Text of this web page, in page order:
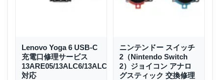
Lenovo Yoga 6 USB-C
充電口修理サービス
13ARE05/13ALC6/13ALC7/13ABR8
対応
ニンテンドー スイッチ
2（Nintendo Switch
2）ジョイコン アナロ
グスティック 交換修理